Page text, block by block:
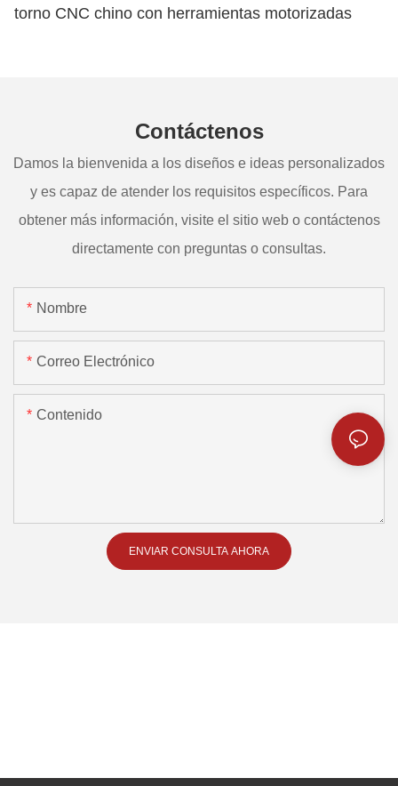
torno CNC chino con herramientas motorizadas
Contáctenos
Damos la bienvenida a los diseños e ideas personalizados
y es capaz de atender los requisitos específicos. Para
obtener más información, visite el sitio web o contáctenos
directamente con preguntas o consultas.
Nombre
Correo Electrónico
Contenido
ENVIAR CONSULTA AHORA